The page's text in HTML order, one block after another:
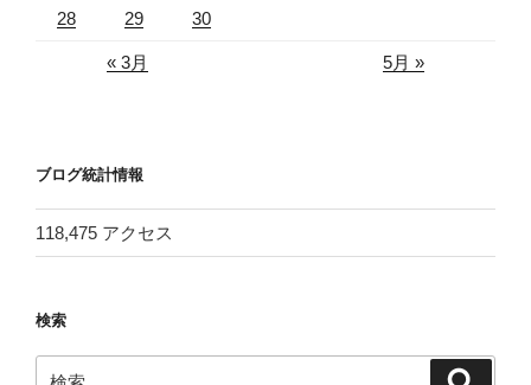
28 29 30
« 3月 5月 »
ブログ統計情報
118,475 アクセス
検索